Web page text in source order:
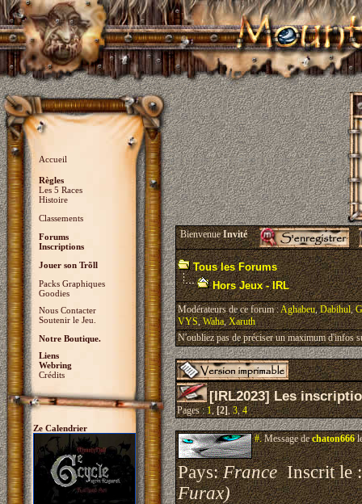
Accueil
Règles
Les 5 Races
Histoire
Classements
Forums
Inscriptions
Jouer son Trõll
Packs Graphiques
Goodies
Nous Contacter
Soutenir le Jeu.
Notre Boutique.
Liens
Webring
Crédits
Ze Calendrier
BienvenueInvité
Tous les Forums
Hors Jeux - IRL
Modérateurs de ce forum :Aghabeu,Dabihul,
VYS,Waha,Xaruth
N'oubliez pas de préciser un maximum d'infos
[IRL2023] Les
Pages :1,[2],3,4
#.Message dechaton666
Pays:FranceInscrit le
Furax)